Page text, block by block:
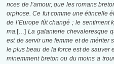
nces de l’amour, que les romans
orphose. Ce fut comme une étincelle
de l’Europe fût changé ; le sentiment
ma. […]La galanterie chevaleresque
est de servir une femme et de mériter
le plus beau de la force est de sauver
minemment breton ou du moins a